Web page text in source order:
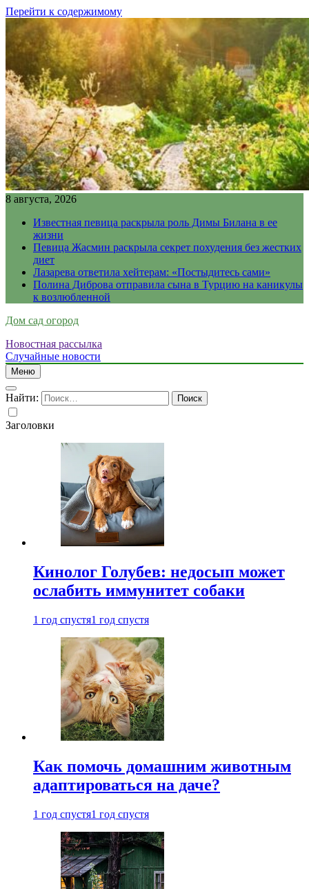
Перейти к содержимому
8 августа, 2026
Известная певица раскрыла роль Димы Билана в ее
жизни
Певица Жасмин раскрыла секрет похудения без жестких
диет
Лазарева ответила хейтерам: «Постыдитесь сами»
Полина Диброва отправила сына в Турцию на каникулы
к возлюбленной
Дом сад огород
Новостная рассылка
Случайные новости
Меню
Найти:
Заголовки
Кинолог Голубев: недосып может
ослабить иммунитет собаки
1 год спустя1 год спустя
Как помочь домашним животным
адаптироваться на даче?
1 год спустя1 год спустя